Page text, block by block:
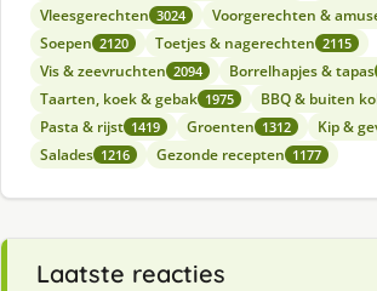
Vleesgerechten 3024 Voorgerechten &
Soepen 2120 Toetjes & nagerechten 2115
Vis & zeevruchten 2094 Borrelhapjes & tapas
Taarten, koek & gebak 1975 BBQ & buiten
Pasta & rijst 1419 Groenten 1312 Kip &
Salades 1216 Gezonde recepten 1177
Laatste reacties